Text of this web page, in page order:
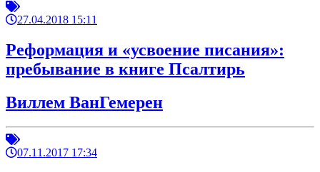
27.04.2018 15:11
Реформация и «усвоение писания»:
пребывание в книге Псалтирь
Виллем ВанГемерен
07.11.2017 17:34